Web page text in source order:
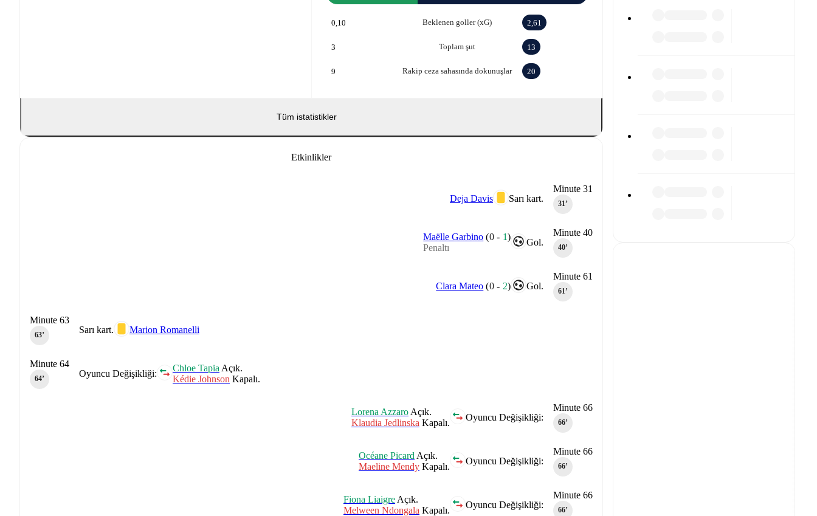
Beklenen goller (xG)
0,10 2,61
Toplam şut
3 13
Rakip ceza sahasında dokunuşlar
9 20
Tüm istatistikler
Etkinlikler
Minute 31
31‎’‎
Sarı kart.
Deja Davis
Minute 40
40‎’‎
Gol.
Maëlle Garbino (0- 1)
Penaltı
Minute 61
61‎’‎
Gol.
Clara Mateo (0- 2)
Sarı kart. Marion Romanelli
Minute 63
63‎’‎
Oyuncu Değişikliği:
Chloe Tapia Açık.
Kédie Johnson Kapalı.
Minute 64
64‎’‎
Minute 66
66‎’‎
Oyuncu Değişikliği:
Lorena Azzaro Açık.
Klaudia Jedlinska Kapalı.
Minute 66
66‎’‎
Oyuncu Değişikliği:
Océane Picard Açık.
Maeline Mendy Kapalı.
Minute 66
66‎’‎
Oyuncu Değişikliği:
Fiona Liaigre Açık.
Melween Ndongala Kapalı.